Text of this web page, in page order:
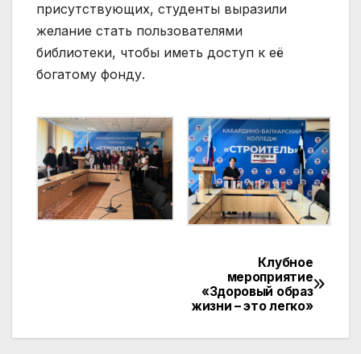
присутствующих, студенты выразили
желание стать пользователями
библиотеки, чтобы иметь доступ к её
богатому фонду.
записям
Клубное
мероприятие
«Здоровый образ
жизни – это легко»